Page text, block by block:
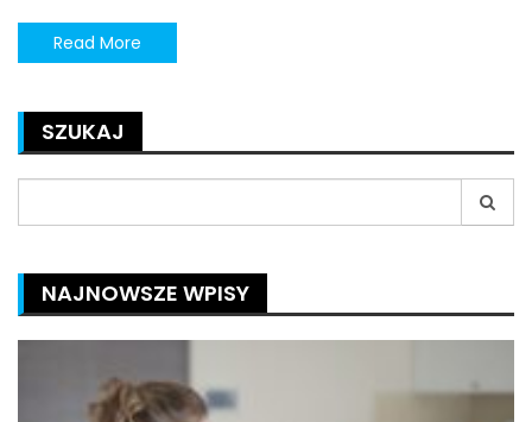
Read More
SZUKAJ
for:
NAJNOWSZE WPISY